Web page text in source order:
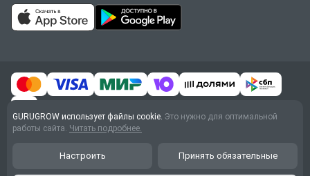
Обработка персональных
GURUGROW использует файлы cookie. Это нужно для оптимальной
работы сайта. Читать подробнее.
Настроить Принять обязательные